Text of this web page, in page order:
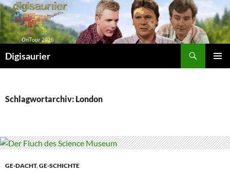
Zum
Inhalt
springen
Digisaurier
Schlagwortarchiv: London
GE-DACHT,GE-SCHICHTE